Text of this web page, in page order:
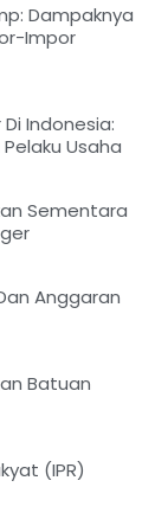
Dampaknya
Impor
Indonesia:
Usaha
Sementara
Anggaran
Batuan
(IPR)